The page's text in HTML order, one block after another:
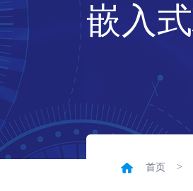
嵌入
首页 >